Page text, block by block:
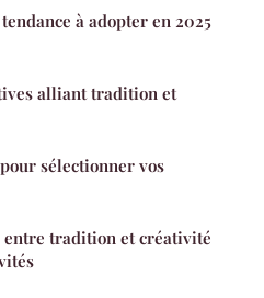
à adopter en 2025
alliant tradition et
sélectionner vos
entre tradition et créativité